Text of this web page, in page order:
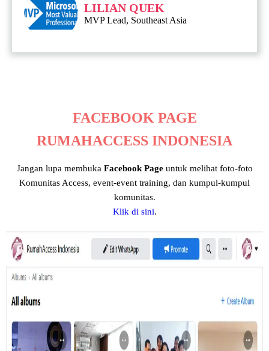
LILIAN QUEK
MVP Lead, Southeast Asia
FACEBOOK PAGE
RUMAHACCESS INDONESIA
Jangan lupa membuka Facebook Pageuntuk melihat foto-foto
Komunitas Access, event-event training, dan kumpul-kumpul
komunitas.
Klik di sini.